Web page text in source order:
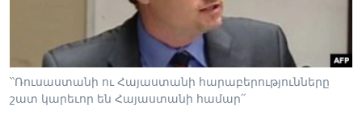
Լեզուներ
՝՝Ռուսաստանի ու Հայաստանի հարաբերությունները
շատ կարեւոր են Հայաստանի համար՛՛